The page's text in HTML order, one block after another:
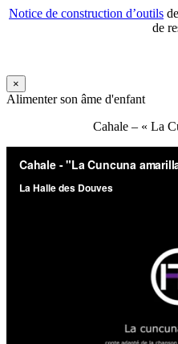
Notice de construction d’outils
de
×
Alimenter son âme d'enfant
Cahale – « La